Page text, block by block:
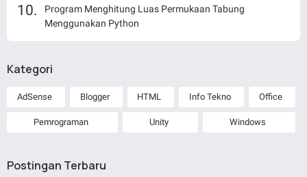
Program Menghitung Luas Permukaan Tabung
Menggunakan Python
Kategori
AdSense Blogger HTML Info Tekno Office
Pemrograman Unity Windows
Postingan Terbaru